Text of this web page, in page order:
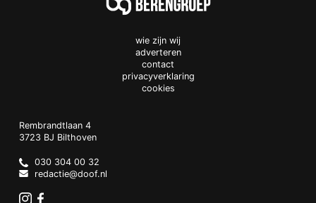
wie zijn wij
adverteren
contact
privacyverklaring
cookies
Doof.nl
work
Rembrandtlaan 4
3723 BJ Bilthoven
Netherlands
030 304 00 32
redactie@doof.nl